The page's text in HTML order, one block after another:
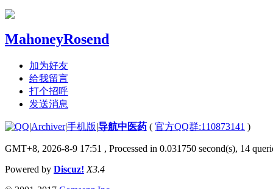
MahoneyRosend
加为好友
给我留言
打个招呼
发送消息
|Archiver|手机版|导航中医药 ( 官方QQ群:110873141 )
GMT+8, 2026-8-9 17:51 , Processed in 0.031750 second(s), 14
Powered by Discuz! X3.4